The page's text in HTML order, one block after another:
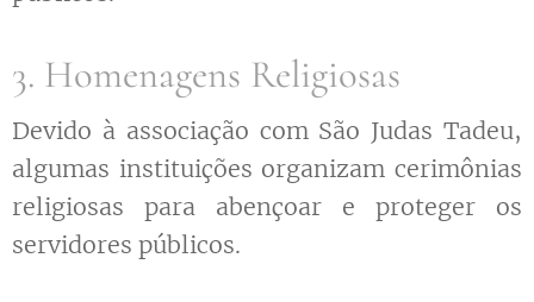
3. Homenagens Religiosas
Devido à associação com São Judas Tadeu,
algumas instituições organizam cerimônias
religiosas para abençoar e proteger os
servidores públicos.